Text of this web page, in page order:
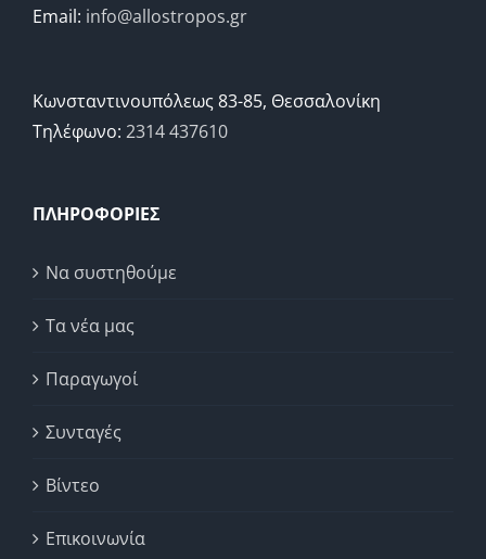
Email: info@allostropos.gr
Κωνσταντινουπόλεως 83-85, Θεσσαλονίκη
Τηλέφωνο: 2314 437610
ΠΛΗΡΟΦΟΡΙΕΣ
Να συστηθούμε
Τα νέα μας
Παραγωγοί
Συνταγές
Βίντεο
Επικοινωνία